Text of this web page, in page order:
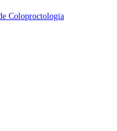
Coloproctologia